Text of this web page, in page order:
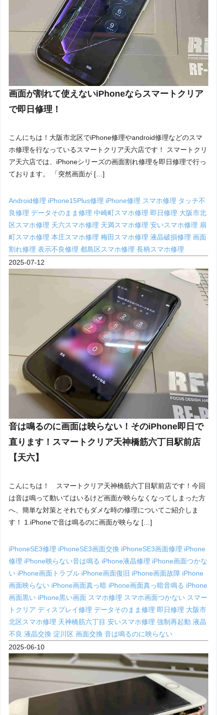
画面が割れて使えないiPhoneならスマートクリア
で即日修理！
こんにちは！大阪市北区でiPhone修理やandroid修理などのスマ
ホ修理を行なっているスマートクリア天六店です！ スマートクリ
ア天六店では、iPhoneシリーズの画面割れ修理を即日修理で行っ
ております。 「突然画面が […]
Android修理 iPhone15Plus修理 iPhone修理 スマホ修理 タッチ不
良修理データそのまま修理中崎町スマホ修理 即日修理 大阪市北
区スマホ修理 天六スマホ修理 天満スマホ修理安いスマホ修理 扇
町スマホ修理本庄スマホ修理梅田スマホ修理液晶破損修理画面
割れ修理表示不良修理都島区スマホ修理長柄スマホ修理
2025-07-12
音は鳴るのに画面は映らない！そのiPhone即日で
直ります！スマートクリア天神橋筋六丁目駅前店
【天六】
こんにちは！ スマートクリア天神橋筋六丁目駅前店です！今回
は音は鳴って動いてはいるけど画面が映らなくなってしまった方
へ、簡単な対策とそれでもダメな時の修理についてご紹介しま
す！ 1.iPhoneで音は鳴るのに画面が映らな […]
iPhoneSE3修理 iPhoneSE3画面交換 iPhoneSE3画面修理 iPhone
修理 iPhone映らない音は鳴る iPhone液晶修理 iPhone画面つかな
い iPhone画面トラブル iPhone画面復旧 iPhone画面故障 iPhone
画面映らない iPhone画面真っ暗 iPhone画面真っ暗音鳴る iPhone
画面黒い iPhone黒い画面 スマホ修理 スマホ画面つかない スマー
トクリアディスプレイ修理データそのまま修理 即日修理 大阪市
北区スマホ修理 天神橋筋六丁目安いスマホ修理強制再起動液晶
不良液晶交換淀川区画面交換音は鳴るのに映らない
2025-06-10